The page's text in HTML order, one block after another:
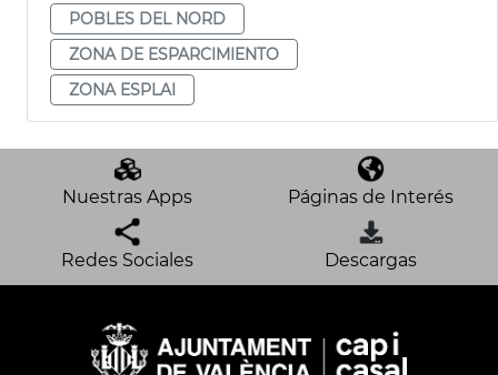
POBLES DEL NORD
ZONA DE ESPARCIMIENTO
ZONA ESPLAI
Nuestras Apps Páginas de Interés
Redes Sociales Descargas